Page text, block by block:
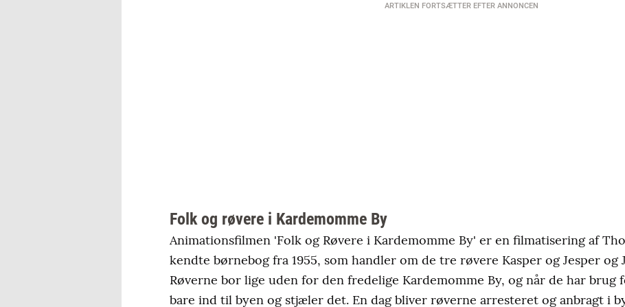
ARTIKLEN FORTSÆTTER EFTER ANNONCEN
Folk og røvere i Kardemomme By
Animationsfilmen 'Folk og Røvere i Kardemomme By' er en filmatisering af
kendte børnebog fra 1955, som handler om de tre røvere Kasper og Jesper og
Røverne bor lige uden for den fredelige Kardemomme By, og når de har brug
bare ind til byen og stjæler det. En dag bliver røverne arresteret og anbragt i